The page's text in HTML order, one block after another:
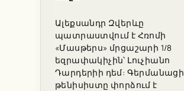
Ալեքսանդր Զվերևը
պատրաստվում է Հռոմի
«Մասթերս» մրցաշարի 1/8
եզրափակիչին՝ Լուչիանո
Դարդերիի դեմ: Գերմանացի
թենիսիստը փորձում է